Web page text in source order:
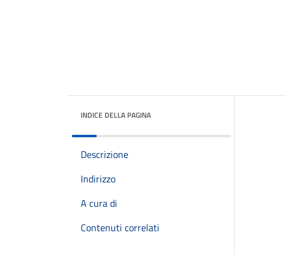
INDICE DELLA PAGINA
Descrizione
Indirizzo
A cura di
Contenuti correlati